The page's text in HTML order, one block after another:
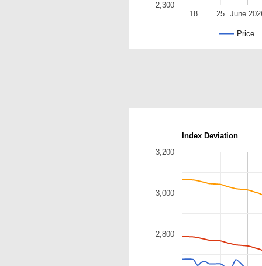
Price
June
18 25
2,300
Index Deviation
2,800
3,000
3,200